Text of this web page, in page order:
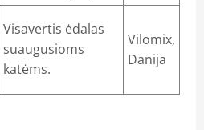
Visavertis ėdalas
suaugusioms
katėms.
Vilomix,
Danija